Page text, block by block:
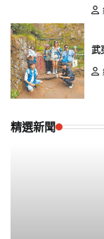
武
精選新聞